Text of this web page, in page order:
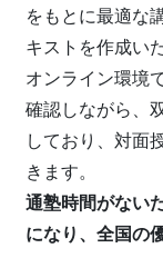
をもとに最適な
キストを作成い
オンライン環境
確認しながら、
しており、対面
きます。
通塾時間がない
になり、全国の